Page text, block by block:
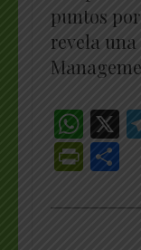
puntos
revela
X